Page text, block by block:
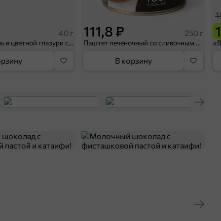
40 г
Драже миндаль в цветной глазури с малиной и черникой, 40 г
111,8 ₽ 250 г
Паштет печеночный со сливочным маслом «Главпродукт», 250 г
В корзину